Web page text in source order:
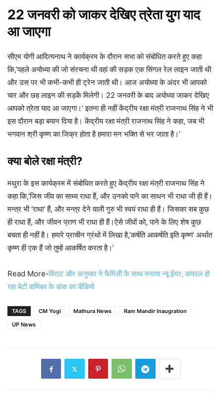
22 जनवरी को जाकर देखिए त्रेता युग याद
आ जाएगा
सीएम योगी आदित्यनाथ ने कार्यक्रम के दौरान सभा को संबोधित करते हुए कहा
कि,’पहले अयोध्या की जो संरचना थी वहां की सड़क एक सिंगल रेल लाइन जाती थी
और उस पर भी कभी-कभी ही ट्रेन जाती थी। आज अयोध्या के अंदर भी आपको
चार और छह लाइन की सड़कें मिलेगी। 22 जनवरी के बाद अयोध्या जाकर देखिए
आपको त्रेता याद आ जाएगा।’ इतना ही नहीं केंद्रीय रक्षा मंत्री राजनाथ सिंह ने भी
इस दौरान बड़ा बयान दिया है। केंद्रीय रक्षा मंत्री राजनाथ सिंह ने कहा, जब भी
भगवान श्री कृष्ण का जिक्र होता है हमारा मन भक्ति से भर जाता है।’
क्या बोले रक्षा मंत्री?
मथुरा के इस कार्यक्रम में संबोधित करते हुए केंद्रीय रक्षा मंत्री राजनाथ सिंह ने
कहा कि,’जिस जीव का साध्य राधा हैं, और उनको पाने का साधन भी राधा जी ही हैं।
मन्त्र भी ‘राधा’ हैं, और मन्त्र देने वाली गुरु भी स्वयं राधा ही हैं। जिसका सब कुछ
ही राधा हैं, और जीवन प्राण भी राधा ही हैं।ऐसे जीवों को, पाने के लिए शेष कुछ
बचता ही नहीं है। हमारे प्राचीन ग्रंथो में लिखा है,’कर्षति आकर्षति इति कृष्ण’ अर्थात
कृष्ण ही एक हैं जो तुम्हें आकर्षित करता है।’
Read More-विराट और अनुष्का ने फैमिली के साथ मनाया न्यू ईयर, वायरल हो
रहा बेटी वामिका के डांस का वीडियो
TAGS CM Yogi Mathura News
Ram Mandir Inaugration
UP News